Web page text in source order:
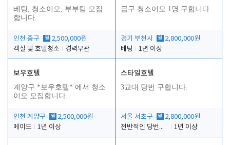
베팅, 청소이모, 부부팀 모집
합니다.
인천 중구 월 2,500,000원
객실 및 호텔청소
경력무관
급구 청소이모 1명 구합니다.
경기 부천시 월 2,800,000원
베팅
1년 이상
보우호텔
계양구 *보우호텔* 에서 청소
이모 모집합니다.
인천 계양구 월 2,500,000원
메이드
1년 이상
스타일호텔
3교대 당번 구합니다.
서울 서초구 월 2,800,000원
전반적인 당번업무
1년 이상